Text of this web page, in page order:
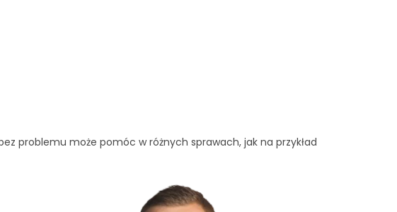
problemu może pomóc w różnych sprawach, jak na przykład